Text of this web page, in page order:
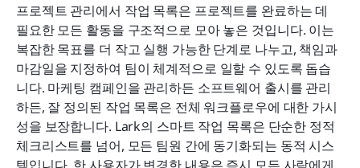
프로젝트 관리에서 작업 목록은 프로젝트를 완료하는 데
필요한 모든 활동을 구조적으로 모아 놓은 것입니다. 이는
복잡한 목표를 더 작고 실행 가능한 단계로 나누고, 책임과
마감일을 지정하여 팀이 체계적으로 일할 수 있도록 돕습
니다. 마케팅 캠페인을 관리하든 소프트웨어 출시를 관리
하든, 잘 정의된 작업 목록은 전체 워크플로우에 대한 가시
성을 보장합니다. Lark의 스마트 작업 목록은 단순한 정적
체크리스트를 넘어, 모든 팀원 간에 동기화되는 동적 시스